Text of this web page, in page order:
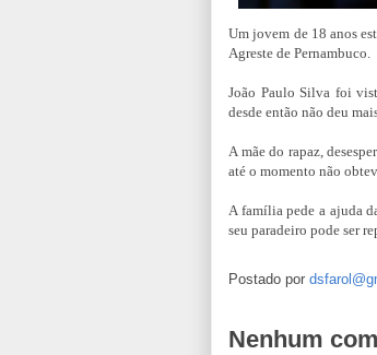
Um jovem de 18 anos
Agreste de Pernambuco.
João Paulo Silva foi
desde então não deu
A mãe do rapaz,
até o momento não
A família pede a ajuda
seu paradeiro pode ser
Postado por
Nenhum